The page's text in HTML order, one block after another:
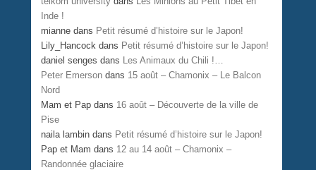
Inde !
mianne dans Petit résumé d’histoire sur le Japon!
Lily_Hancock dans Petit résumé d’histoire sur le Japon!
daniel senges dans
Les Animaux du Chili !…
Peter Emerson dans 15 août – Chamonix – Le Balcon
Nord
Mam et Pap dans 16 août – Découverte de la ville de
Pise
naila lambin dans Petit résumé d’histoire sur le Japon!
Pap et Mam dans 12 au 14 août – Chamonix –
Randonnée glaciaire